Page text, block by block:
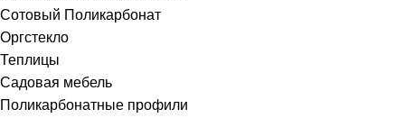
Сотовый Поликарбонат
Оргстекло
Теплицы
Садовая мебель
Поликарбонатные профили